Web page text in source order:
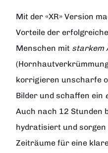
Mit der «XR» Version
Vorteile der
Menschen mit starkem
korrigieren unscharfe
Bilder und schaffen ein
Auch nach 12 Stunden
hydratisiert und
Zeiträume für eine